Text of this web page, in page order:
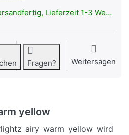
Lieferzeit 1-3 Werktage.
Fragen? Weitersagen
yellow
airy warm yellow wird